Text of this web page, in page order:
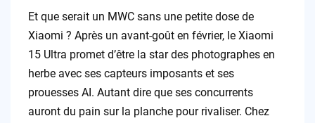
Et que serait un MWC sans une petite dose de
Xiaomi ? Après un avant-goût en février, le Xiaomi
15 Ultra promet d’être la star des photographes en
herbe avec ses capteurs imposants et ses
prouesses AI. Autant dire que ses concurrents
auront du pain sur la planche pour rivaliser. Chez